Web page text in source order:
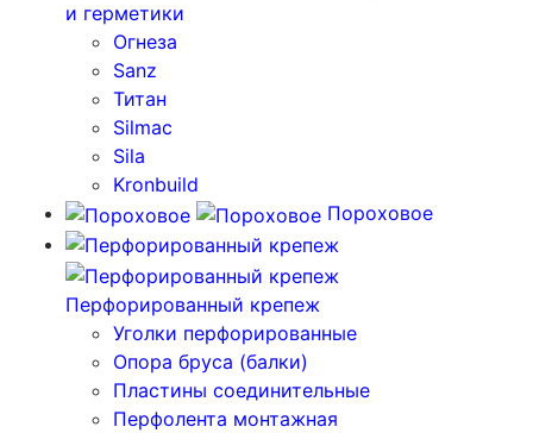
и герметики
Огнеза
Sanz
Титан
Silmac
Sila
Kronbuild
Пороховое
Перфорированный крепеж
Уголки перфорированные
Опора бруса (балки)
Пластины соединительные
Перфолента монтажная